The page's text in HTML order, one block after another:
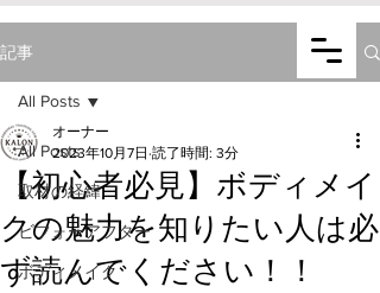
Personal Gym
​お問い合わせ可能です
記事
All Posts
取材の経緯
ビフォーアフター
ボディメイク
All Posts
【初心者必見】ボディメイ
クの魅力を知りたい人は必
ず読んでください！！
オーナー
2023年10月7日 読了時間: 3分